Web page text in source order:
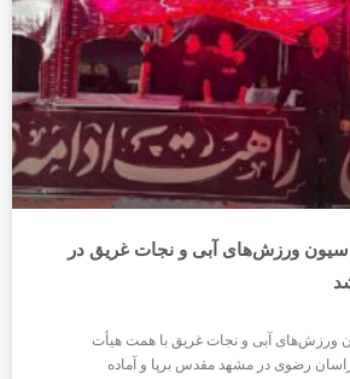
ورزش‌های آبی و نجات غریق در
آبی و نجات غریق با همت هیأت
رضوی در مشهد مقدس برپا و آماده